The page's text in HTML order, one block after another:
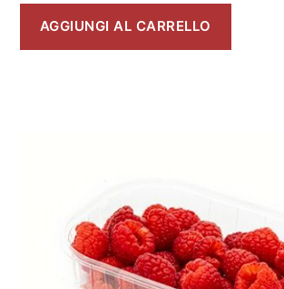
AGGIUNGI AL CARRELLO